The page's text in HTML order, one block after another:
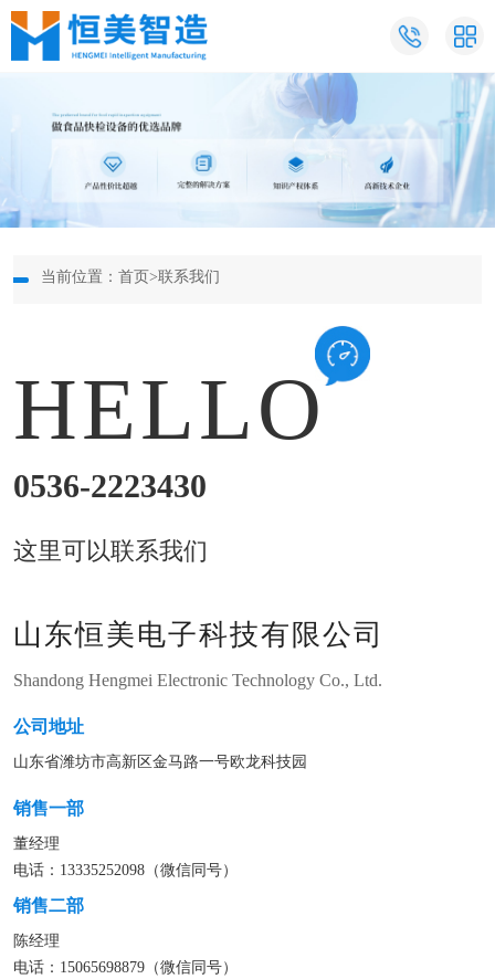
当前位置： 首页 >联系我们
HELLO
0536-2223430
这里可以联系我们
山东恒美电子科技有限公司
Shandong Hengmei Electronic Technology Co., Ltd.
公司地址
山东省潍坊市高新区金马路一号欧龙科技园
销售一部
董经理
电话：13335252098（微信同号）
销售二部
陈经理
电话：15065698879（微信同号）